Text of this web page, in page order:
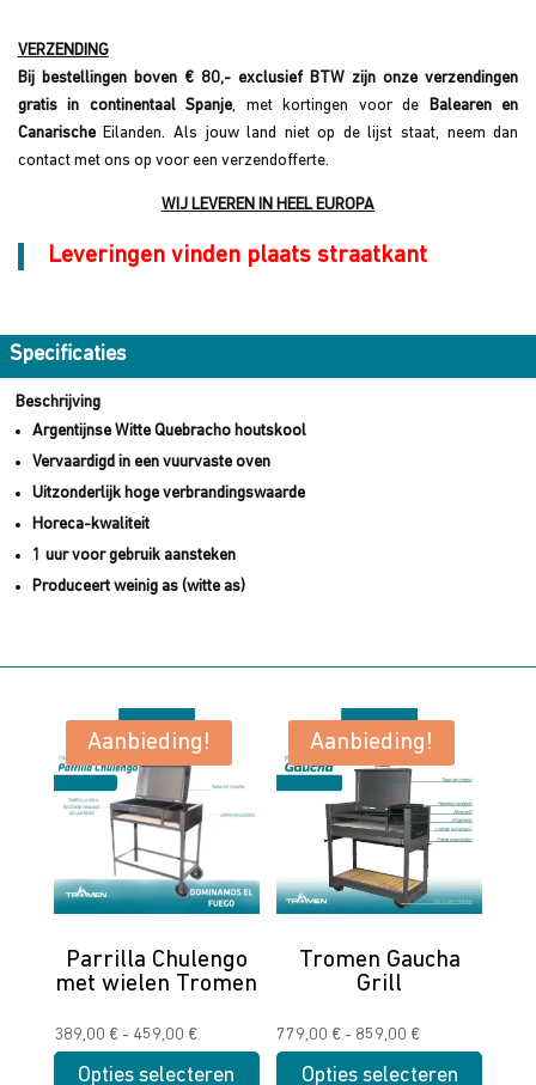
VERZENDING
Bij bestellingen boven € 80,- exclusief BTW zijn onze verzendingen
gratis in continentaal Spanje, met kortingen voor de Balearen en
CanarischeEilanden. Als jouw land niet op de lijst staat, neem dan
contact met ons op voor een verzendofferte.
WIJ LEVEREN IN HEEL EUROPA
Leveringen vinden plaats straatkant
Specificaties
Beschrijving
Argentijnse Witte Quebracho houtskool
Vervaardigd in een vuurvaste oven
Uitzonderlijk hoge verbrandingswaarde
Horeca-kwaliteit
1 uur voor gebruik aansteken
Produceert weinig as (witte as)
Aanbieding!
Parrilla Chulengo
met wielen Tromen
389,00 € - 459,00 €Prijsklasse:
Opties selecteren
Aanbieding!
Tromen Gaucha
Grill
779,00 € - 859,00 €
Opties selecteren